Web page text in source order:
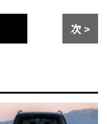
次 >